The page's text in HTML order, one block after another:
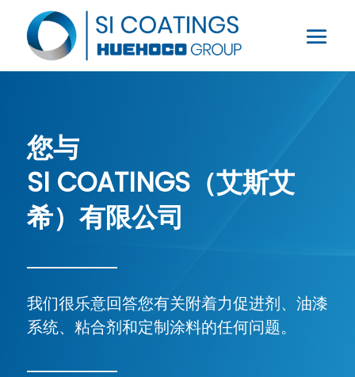
您与
SI COATINGS（艾斯艾
希）有限公司
我们很乐意回答您有关附着力促进剂、油漆
系统、粘合剂和定制涂料的任何问题。